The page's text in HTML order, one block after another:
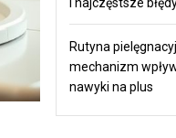
Rutyna
mechanizm
nawyki na plus